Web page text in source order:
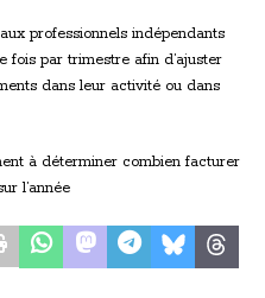
professionnels indépendants
fois par trimestre afin d’ajuster
dans leur activité ou dans
à déterminer combien facturer
l’année